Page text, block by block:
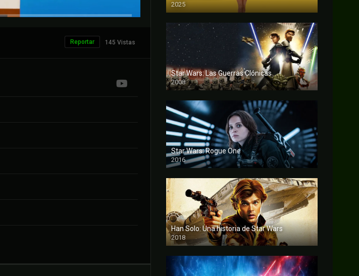
145 Vistas
Reportar
2025
FULL HD
Star Wars: Las Guerras Clónicas
2008
FULL HD
Star Wars: Rogue One
2016
FULL HD
Han Solo: Una historia de Star Wars
2018
FULL HD